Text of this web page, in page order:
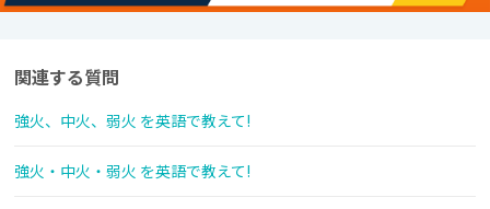
関連する質問
強火、中火、弱火 を英語で教えて!
強火・中火・弱火 を英語で教えて!